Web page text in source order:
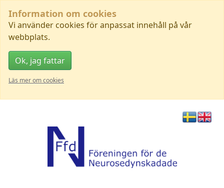
Information om cookies
Vi använder cookies för anpassat innehåll på vår
webbplats.
Ok, jag fattar
Läs mer om cookies